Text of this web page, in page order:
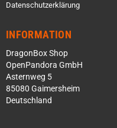
Datenschutzerklärung
INFORMATION
DragonBox Shop
OpenPandora GmbH
Asternweg 5
85080 Gaimersheim
Deutschland